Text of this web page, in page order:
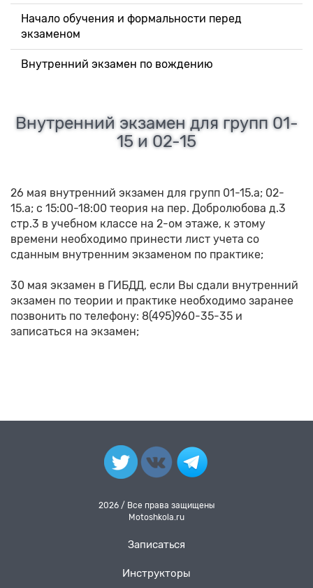
Начало обучения и формальности перед
экзаменом
Внутренний экзамен по вождению
Внутренний экзамен для групп 01-
15 и 02-15
26 мая внутренний экзамен для групп 01-15.а; 02-
15.а; с 15:00-18:00 теория на пер. Добролюбова д.3
стр.3 в учебном классе на 2-ом этаже, к этому
времени необходимо принести лист учета со
сданным внутренним экзаменом по практике;
30 мая экзамен в ГИБДД, если Вы сдали внутренний
экзамен по теории и практике необходимо заранее
позвонить по телефону: 8(495)960-35-35 и
записаться на экзамен;
2026 / Все права защищены
Motoshkola.ru
Записаться
Инструкторы